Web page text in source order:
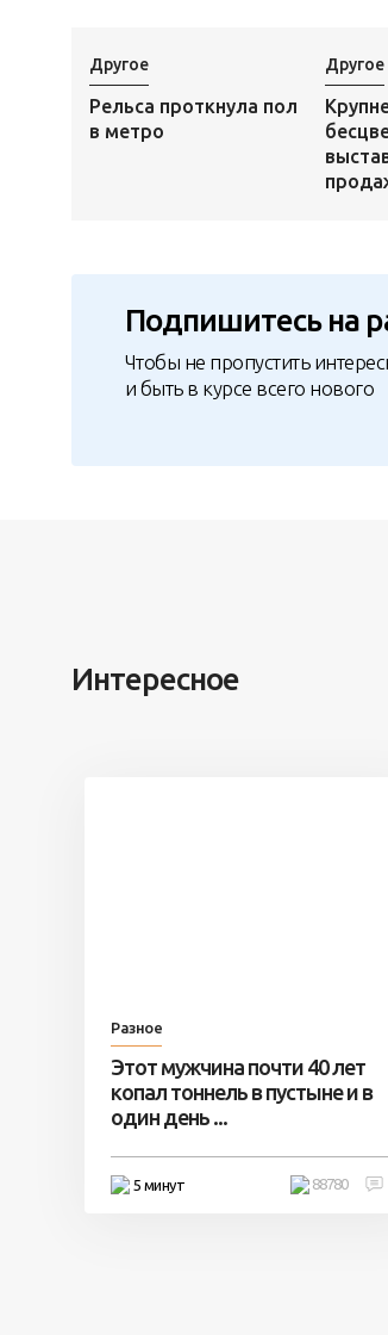
Другое
Рельса проткнула пол
в метро
Другое
Подпишитесь на
Чтобы не пропустить
и быть в курсе всего нового
Интересное
Разное
Этот мужчина почти 40 лет
копал тоннель в пустыне и в
один день ...
5 минут 88780